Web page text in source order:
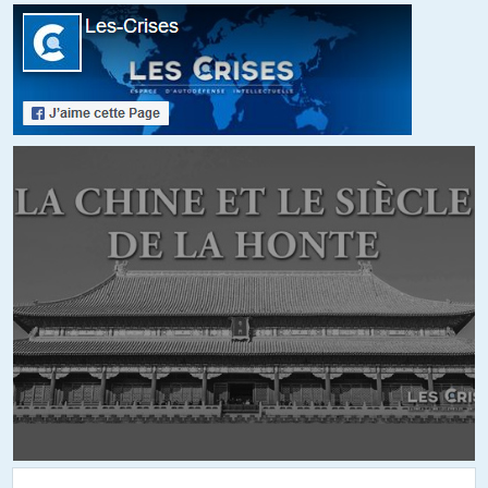
destination, cool plus besoin de s’arrêter.
Merci qui ? Merci les pesticides. ?
+20 ALERTER
produits alimentaires en provenance d’Amérique du Sud? Si l’origine
st indiquée clairement, pas de souci, je boycotte. Je crains les
reconditionnements avec une valse des étiquettes. Pour la viande je
limite aussi ma consommation au strict minimum et je favorise les
produits locaux. Moins mais mieux.
+10 ALERTER